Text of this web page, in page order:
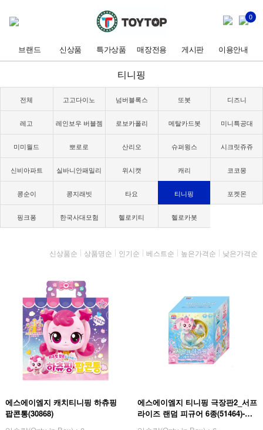
0
브랜드 신상품 특가상품 매장전용 게시판 이용안내
티니핑
전체 고고다이노 넘버블록스 또봇 디즈니
레고 레인보우 버블젬 로보카폴리 메탈카드봇 미니특공대
미미월드 뽀로로 산리오 슈퍼윙스 시크릿쥬쥬
신비아파트 실바니안패밀리 위시캣 캐리 코코몽
콩순이 콩지래빗 타요 티니핑 포켓몬
핑크퐁 한국사대모험 헬로키티 헬로카봇
신상품순 상품명순 인기순 베스트순 높은가격순 낮은가격순
에스에이엠지 캐치티니핑 하츄핑
팝콘통(30868)
에스에이엠지 티니핑 극장판2_서프
라이즈 랜덤 피규어 6종(51464)-랜